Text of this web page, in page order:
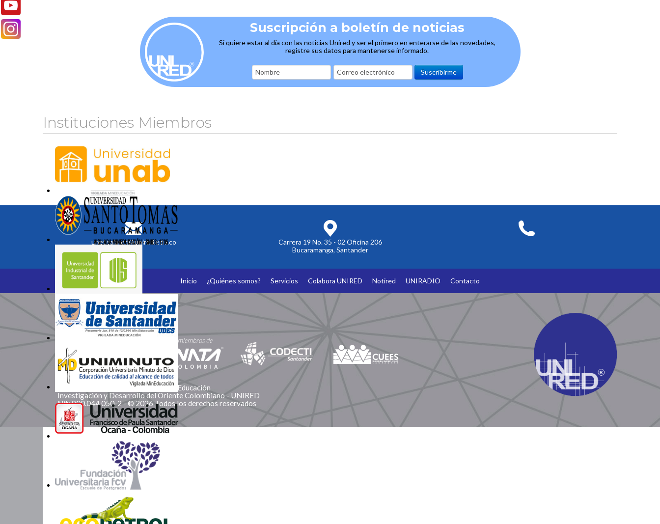
Suscripción a boletín de noticias
Si quiere estar al día con las noticias Unired y ser el primero en enterarse de las novedades,
registre sus datos para mantenerse informado.
Instituciones Miembros
unetealared@unired.edu.co
Carrera 19 No. 35 - 02 Oficina 206
Bucaramanga, Santander
Inicio ¿Quiénes somos? Servicios Colabora UNIRED Notired UNIRADIO Contacto
Somos Miembros
Corporación Red de Instituciones de Educación
Investigación y Desarrollo del Oriente Colombiano - UNIRED
Nit: 900.044.050-2 - © 2026 Todos los derechos reservados